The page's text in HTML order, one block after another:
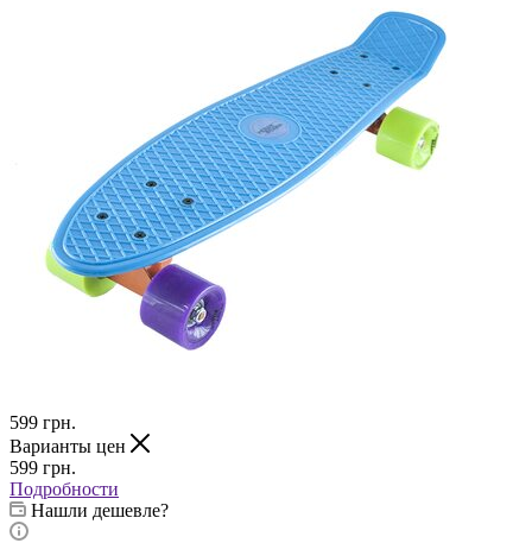
599 грн.
Варианты цен
599 грн.
Подробности
Нашли дешевле?